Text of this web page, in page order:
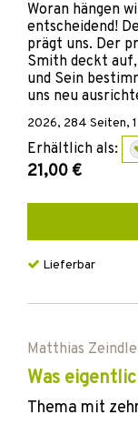
Woran hängen
entscheidend!
prägt uns. Der
Smith deckt
und Sein
uns neu
2026, 284 Seiten,
Erhältlich als:
21,00 €
Lieferbar
Matthias
Was
Thema mit